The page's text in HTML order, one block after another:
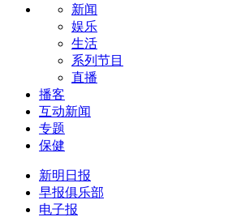
新闻
娱乐
生活
系列节目
直播
播客
互动新闻
专题
保健
新明日报
早报俱乐部
电子报